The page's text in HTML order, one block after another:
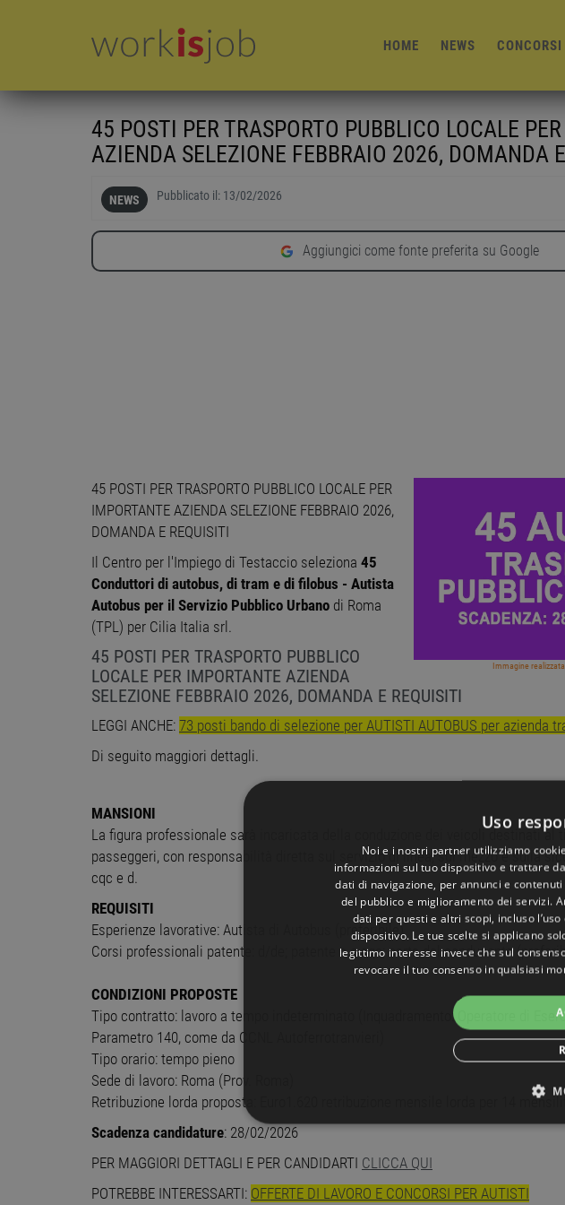
HOME NEWS CONCORSI
45 POSTI PER TRASPORTO PUBBLICO LOCALE
AZIENDA SELEZIONE FEBBRAIO 2026, DOMANDA
NEWS Pubblicato il: 13/02/2026
Aggiungici come fonte preferita su Google
Immagine
45 POSTI PER TRASPORTO PUBBLICO LOCALE PER
IMPORTANTE AZIENDA SELEZIONE FEBBRAIO 2026,
DOMANDA E REQUISITI
Il Centro per l'Impiego di Testaccio seleziona 45
Conduttori di autobus, di tram e di filobus - Autista
Autobus per il Servizio Pubblico Urbano di Roma
(TPL) per Cilia Italia srl.
45 POSTI PER TRASPORTO PUBBLICO
LOCALE PER IMPORTANTE AZIENDA
SELEZIONE FEBBRAIO 2026, DOMANDA E REQUISITI
LEGGI ANCHE: 73 posti bando di selezione per AUTISTI AUTOBUS per azienda
Di seguito maggiori dettagli.
MANSIONI
La figura professionale sarà incaricata della conduzione dei veicoli destinati al
passeggeri, con responsabilità diretta sul servizio di linea, sul mezzo e sulla
cqc e d.
REQUISITI
Esperienze lavorative: Autista di Autobus (preferibile)
Corsi professionali patente: d/de; patente c e cqc; carta del conducente
CONDIZIONI PROPOSTE
Tipo contratto: lavoro a tempo indeterminato (Inquadramento: Operatore di
Parametro 140, come da CCNL Autoferrotranvieri)
Tipo orario: tempo pieno
Sede di lavoro: Roma (Prov. Roma)
Retribuzione lorda proposta: Euro1.620 retribuzione mensile lorda per 14 mensilità
Scadenza candidature: 28/02/2026
PER MAGGIORI DETTAGLI E PER CANDIDARTI CLICCA QUI
POTREBBE INTERESSARTI: OFFERTE DI LAVORO E CONCORSI PER AUTISTI
Uso
Noi e i nostri partner utilizziamo
informazioni sul tuo dispositivo e trattare
dati di navigazione, per annunci e
del pubblico e miglioramento dei servizi.
dati per questi e altri scopi, incluso
dispositivo. Le tue scelte si applicano
legittimo interesse invece che sul
revocare il tuo consenso in qualsiasi
NON CLASSIFICATI